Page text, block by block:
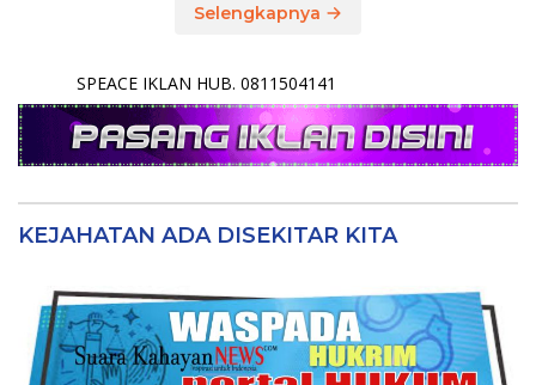
Selengkapnya
SPEACE IKLAN HUB. 0811504141
KEJAHATAN ADA DISEKITAR KITA